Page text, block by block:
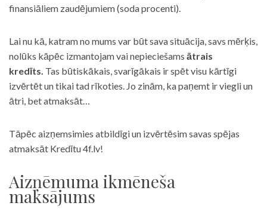
finansiāliem zaudējumiem (soda procenti).
Lai nu kā, katram no mums var būt sava situācija, savs mērķis,
nolūks kāpēc izmantojam vai nepieciešams ātrais
kredīts. Tas būtiskākais, svarīgākais ir spēt visu kārtīgi
izvērtēt un tikai tad rīkoties. Jo zinām, ka paņemt ir viegli un
ātri, bet atmaksāt…
Tāpēc aizņemsimies atbildīgi un izvērtēsim savas spējas
atmaksāt Kredītu 4f.lv!
Aizņēmuma ikmēneša
maksājums